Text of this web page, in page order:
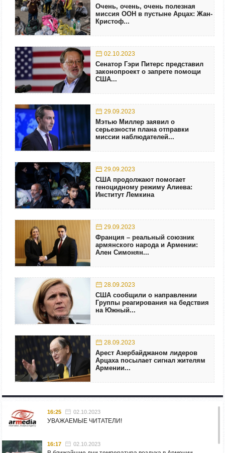
Очень, очень, очень полезная
миссия ООН в пустыне Арцах: Жан-
Кристоф...
02.10.2023
Сенатор Гэри Питерс представил
законопроект о запрете помощи
США...
29.09.2023
Мэтью Миллер заявил о
серьезности плана отправки
миссии наблюдателей...
29.09.2023
США продолжают помогает
геноцидному режиму Алиева:
Институт Лемкина
29.09.2023
Франция – реальный союзник
армянского народа и Армении:
Ален Симонян...
28.09.2023
США сообщили о направлении
Группы реагирования на бедствия
на Южный...
28.09.2023
Арест Азербайджаном лидеров
Арцаха посылает сигнал жителям
Армении...
16:25 02.10.2023
УВАЖАЕМЫЕ ЧИТАТЕЛИ!
16:17 02.10.2023